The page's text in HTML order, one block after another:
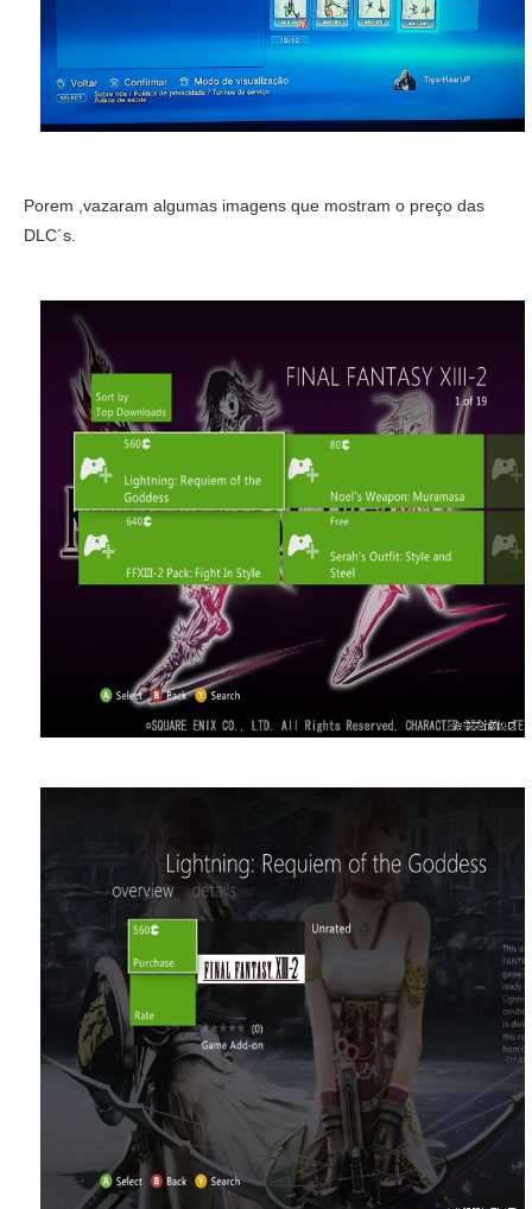
Porem ,vazaram algumas imagens que mostram o preço das
DLC´s.